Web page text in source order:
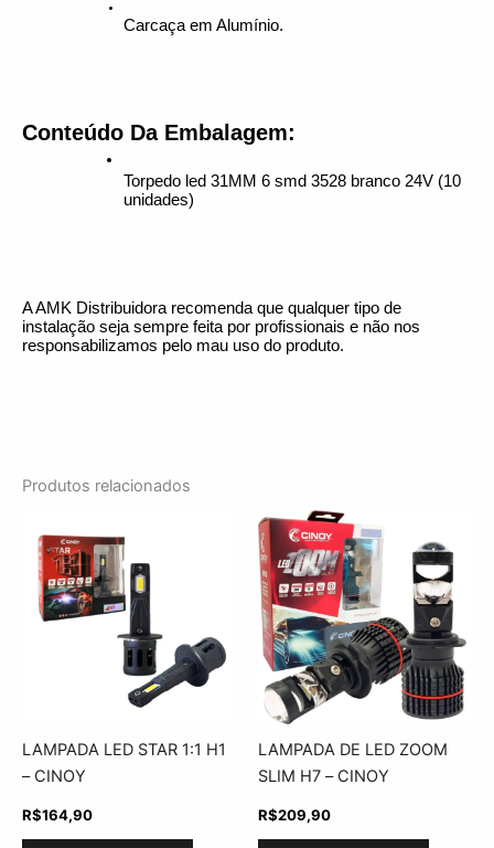
Carcaça em Alumínio.
Conteúdo Da Embalagem:
Torpedo led 31MM 6 smd 3528 branco 24V (10
unidades)
A AMK Distribuidora recomenda que qualquer tipo de
instalação seja sempre feita por profissionais e não nos
responsabilizamos pelo mau uso do produto.
Produtos relacionados
LAMPADA LED STAR 1:1 H1
– CINOY
R$164,90
LAMPADA DE LED ZOOM
SLIM H7 – CINOY
R$209,90